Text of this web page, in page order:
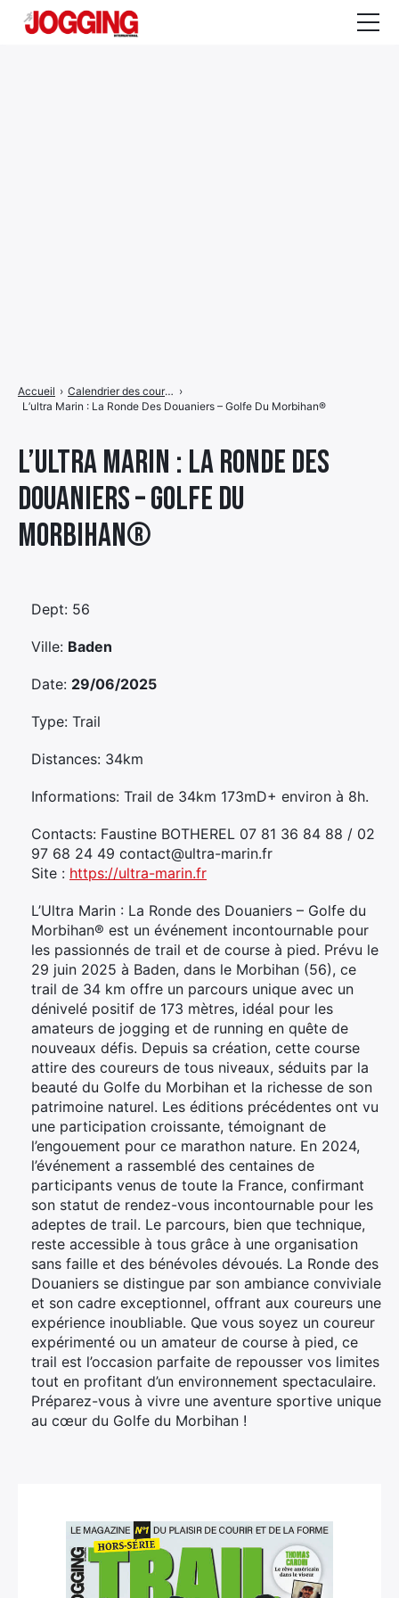
L’ultra Marin : La Ronde Des
Douaniers – Golfe Du
Morbihan®
Accueil › Calendrier des courses ›
L’ultra Marin : La Ronde Des Douaniers – Golfe Du Morbihan®
Dept: 56
Ville: Baden
Date: 29/06/2025
Type: Trail
Distances: 34km
Informations: Trail de 34km 173mD+ environ à 8h.
Contacts: Faustine BOTHEREL 07 81 36 84 88 / 02
97 68 24 49 contact@ultra-marin.fr
Site : https://ultra-marin.fr
L’Ultra Marin : La Ronde des Douaniers – Golfe du
Morbihan® est un événement incontournable pour
les passionnés de trail et de course à pied. Prévu le
29 juin 2025 à Baden, dans le Morbihan (56), ce
trail de 34 km offre un parcours unique avec un
dénivelé positif de 173 mètres, idéal pour les
amateurs de jogging et de running en quête de
nouveaux défis. Depuis sa création, cette course
attire des coureurs de tous niveaux, séduits par la
beauté du Golfe du Morbihan et la richesse de son
patrimoine naturel. Les éditions précédentes ont vu
une participation croissante, témoignant de
l’engouement pour ce marathon nature. En 2024,
l’événement a rassemblé des centaines de
participants venus de toute la France, confirmant
son statut de rendez-vous incontournable pour les
adeptes de trail. Le parcours, bien que technique,
reste accessible à tous grâce à une organisation
sans faille et des bénévoles dévoués. La Ronde des
Douaniers se distingue par son ambiance conviviale
et son cadre exceptionnel, offrant aux coureurs une
expérience inoubliable. Que vous soyez un coureur
expérimenté ou un amateur de course à pied, ce
trail est l’occasion parfaite de repousser vos limites
tout en profitant d’un environnement spectaculaire.
Préparez-vous à vivre une aventure sportive unique
au cœur du Golfe du Morbihan !
de
menu
Élément
de
menu
Élément
de
menu